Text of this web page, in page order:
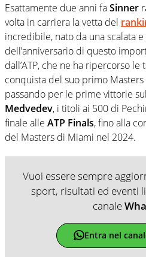
Esattamente due anni faSinner
volta in carriera la vetta del
incredibile, nato da una scalata
dell’anniversario di questo
dall’ATP, che ne ha ripercorso
conquista del suo primo
passando per le prime vittorie
Medvedev, i titoli ai 500 di
finale alle ATP Finals, fino alla
del Masters di Miami nel 2024.
Vuoi essere sempre
sport, risultati ed eventi
canale
Entra nel